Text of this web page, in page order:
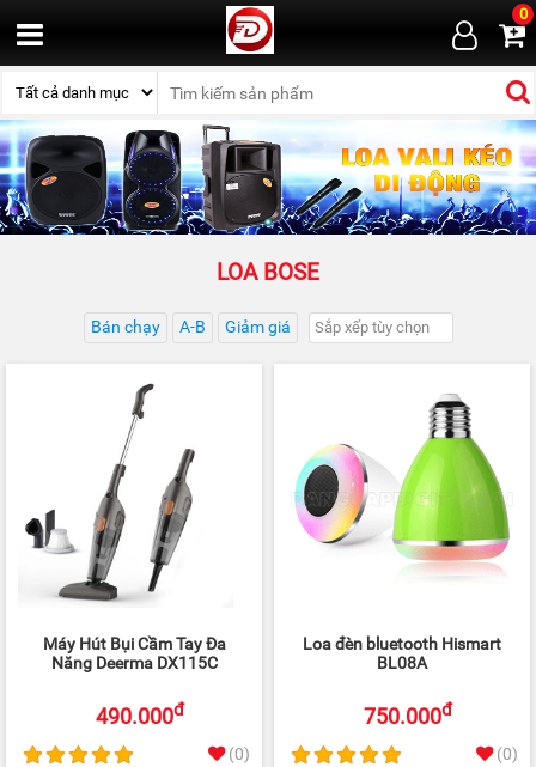
0
LOA BOSE
Bán chạy A-B Giảm giá
Máy Hút Bụi Cầm Tay Đa
Năng Deerma DX115C
490.000đ
(0)
Loa đèn bluetooth Hismart
BL08A
750.000đ
(0)